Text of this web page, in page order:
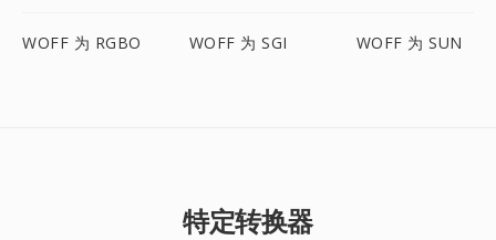
WOFF 为 RGBO WOFF 为 SGI WOFF 为 SUN
特定转换器